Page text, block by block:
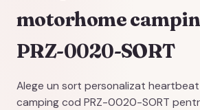
motorhome
PRZ-0020-SORT
Alege un sort personalizat
camping cod PRZ-0020-SORT